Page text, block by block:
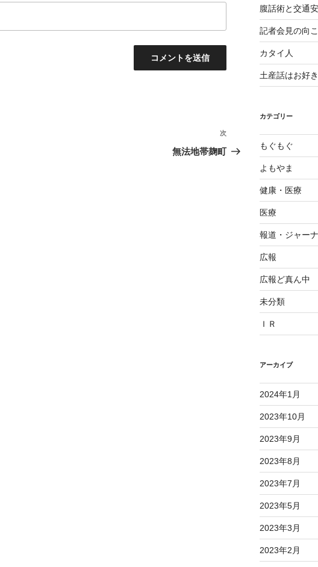
次
の
次
無法地帯麹町
腹話術と交通
記者会見の向
カタイ人
土産話はお好
カテゴリー
もぐもぐ
よもやま
健康・医療
医療
報道・ジャー
広報
広報ど真ん中
未分類
ＩＲ
アーカイブ
2024年1月
2023年10月
2023年9月
2023年8月
2023年7月
2023年5月
2023年3月
2023年2月